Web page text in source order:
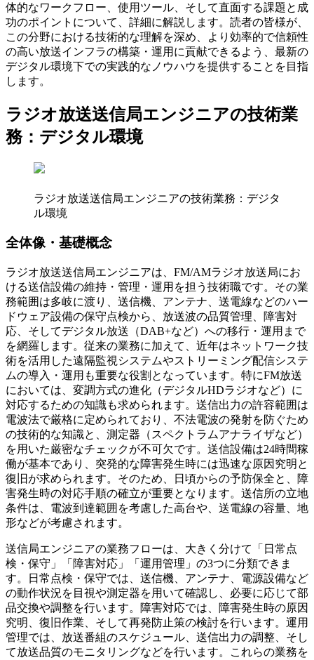
体的なワークフロー、使用ツール、そして直面する課題と成
功のポイントについて、詳細に解説します。読者の皆様が、
この分野における技術的な理解を深め、より効率的で信頼性
の高い放送インフラの構築・運用に貢献できるよう、最新の
デジタル環境下での実践的なノウハウを提供することを目指
します。
ラジオ放送送信局エンジニアの技術業
務：デジタル環境
ラジオ放送送信局エンジニアの技術業務：デジタ
ル環境
全体像・基礎概念
ラジオ放送送信局エンジニアは、FM/AMラジオ放送局にお
ける送信設備の維持・管理・運用を担う技術職です。その業
務範囲は多岐に渡り、送信機、アンテナ、送電線などのハー
ドウェア設備の保守点検から、放送波の品質管理、障害対
応、そしてデジタル放送（DAB+など）への移行・運用まで
を網羅します。従来の業務に加えて、近年はネットワーク技
術を活用した遠隔監視システムやストリーミング配信システ
ムの導入・運用も重要な役割となっています。特にFM放送
においては、変調方式の進化（デジタルHDラジオなど）に
対応するための知識も求められます。送信出力の許容範囲は
電波法で厳格に定められており、不法電波の発射を防ぐため
の技術的な知識と、測定器（スペクトラムアナライザなど）
を用いた厳密なチェックが不可欠です。送信設備は24時間稼
働が基本であり、突発的な障害発生時には迅速な原因究明と
復旧が求められます。そのため、日頃からの予防保全と、障
害発生時の対応手順の確立が重要となります。送信所の立地
条件は、電波到達範囲を考慮した高台や、送電線の容量、地
形などが考慮されます。
送信局エンジニアの業務フローは、大きく分けて「日常点
検・保守」「障害対応」「運用管理」の3つに分類できま
す。日常点検・保守では、送信機、アンテナ、電源設備など
の動作状況を目視や測定器を用いて確認し、必要に応じて部
品交換や調整を行います。障害対応では、障害発生時の原因
究明、復旧作業、そして再発防止策の検討を行います。運用
管理では、放送番組のスケジュール、送信出力の調整、そし
て放送品質のモニタリングなどを行います。これらの業務を